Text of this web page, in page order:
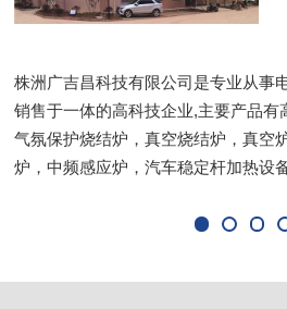
株洲广吉昌科技有限公司是专业从事
销售于一体的高科技企业,主要产品有
气氛保护烧结炉，真空烧结炉，真空
炉，中频感应炉，汽车稳定杆加热设备